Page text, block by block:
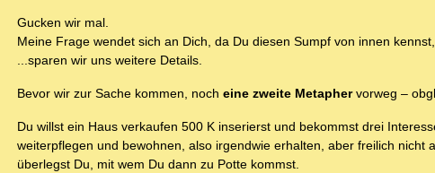
Gucken wir mal.
Meine Frage wendet sich an Dich, da Du diesen Sumpf von innen
...sparen wir uns weitere Details.
Bevor wir zur Sache kommen, noch eine zweite Metaphervorweg –
Du willst ein Haus verkaufen 500 K inserierst und bekommst drei
weiterpflegen und bewohnen, also irgendwie erhalten, aber freilich
überlegst Du, mit wem Du dann zu Potte kommst.